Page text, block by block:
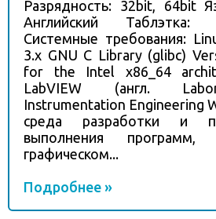
Разрядность: 32bit, 64bit
Английский Таблэтка:
Системные требования:
3.x GNU C Library (glibc)
for the Intel x86_64
LabVIEW (англ.
Instrumentation Engineering
среда разработки и
выполнения программ,
графическом...
Подробнее »